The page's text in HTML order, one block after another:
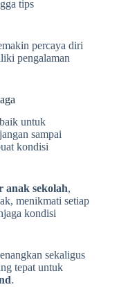
tips
percaya diri
pengalaman
untuk
sampai
kondisi
anak sekolah,
menikmati setiap
kondisi
sekaligus
tepat untuk
.